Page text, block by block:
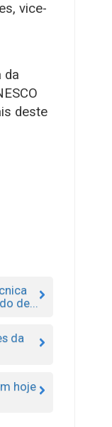
vice-
da
deste
de...
da
hoje